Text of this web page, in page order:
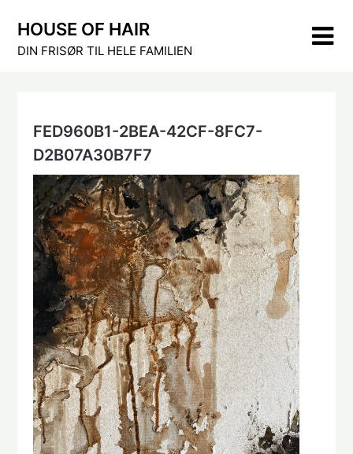
content
HOUSE OF HAIR
DIN FRISØR TIL HELE FAMILIEN
FED960B1-2BEA-42CF-8FC7-
D2B07A30B7F7